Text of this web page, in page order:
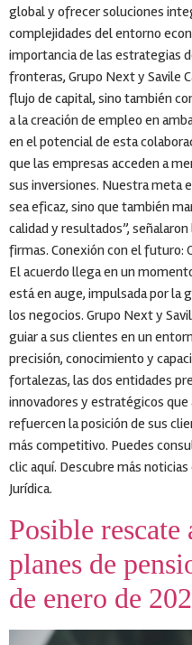
global y ofrecer soluciones
complejidades del entorno
importancia de las estrategias
fronteras, Grupo Next y Savile
flujo de capital, sino también
a la creación de empleo en
en el potencial de esta
que las empresas acceden a
sus inversiones. Nuestra meta
sea eficaz, sino que también
calidad y resultados”,
firmas. Conexión con el futuro:
El acuerdo llega en un
está en auge, impulsada por la
los negocios. Grupo Next y
guiar a sus clientes en un
precisión, conocimiento y
fortalezas, las dos entidades
innovadores y estratégicos
refuercen la posición de sus
más competitivo. Puedes
clic aquí. Descubre más
Jurídica.
Posible
planes de
de enero de